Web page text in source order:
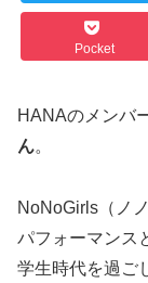
Pocket
HANAのメンバ
ん。
NoNoGirls（ノ
パフォーマンス
学生時代を過ご